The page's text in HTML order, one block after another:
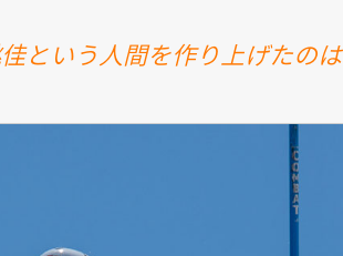
という人間を作り上げたのは